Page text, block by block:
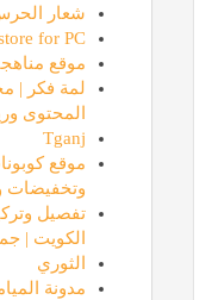
شعار
for PC
موقع
لمة فكر |
المحتوى
Tganj
موقع
وتخفيضات
تفصيل
الكويت |
الثوري
مدونة